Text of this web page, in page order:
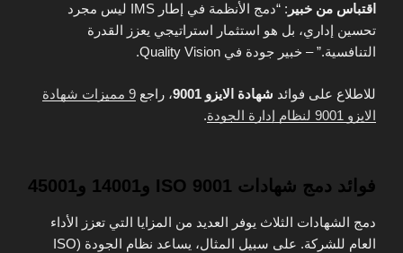
اقتباس من خبير
: “دمج الأنظمة في إطار IMS ليس مجرد
تحسين إداري، بل هو استثمار استراتيجي يعزز القدرة
التنافسية.” – خبير جودة في Quality Vision.
للاطلاع على فوائد شهادة الايزو 9001 ، راجع
9 مميزات شهادة
الايزو 9001 لنظام إدارة الجودة
.
فوائد دمج شهادات ISO 9001 و14001 و45001
دمج الشهادات الثلاث يوفر العديد من المزايا التي تعزز الأداء
العام للشركة. على سبيل المثال، يساعد نظام الجودة (ISO